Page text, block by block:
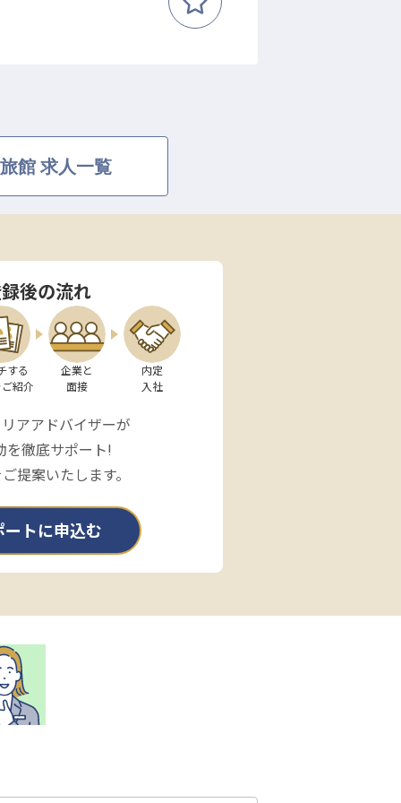
館 求人一覧
後の流れ
する
紹介
企業と
面接
内定
入社
アアドバイザーが
を徹底サポート!
提案いたします。
ートに申込む